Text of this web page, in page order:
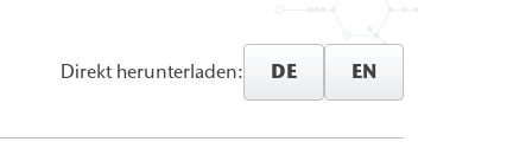
Direkt herunterladen: DE EN